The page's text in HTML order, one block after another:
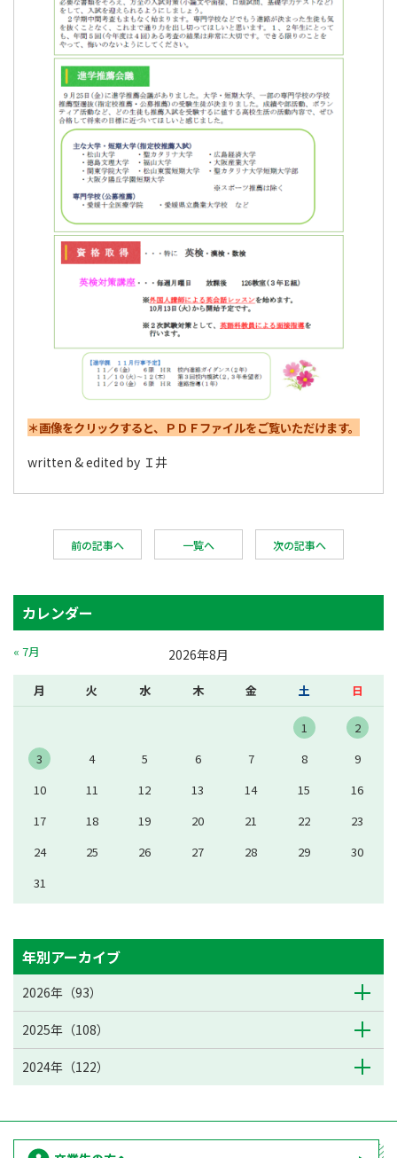
＊画像をクリックすると、ＰＤＦファイルをご覧いただけます。
written & edited by Ｉ井
前の記事へ 一覧へ 次の記事へ
カレンダー
2026年8月
月 火 水 木 金 土 日
1
2
3
4 5 6 7 8
9
10
11 12 13 14 15
16
17
18 19 20 21 22
23
24
25 26 27 28 29
30
31
« 7月
年別アーカイブ
2026年（93）
2025年（108）
2024年（122）